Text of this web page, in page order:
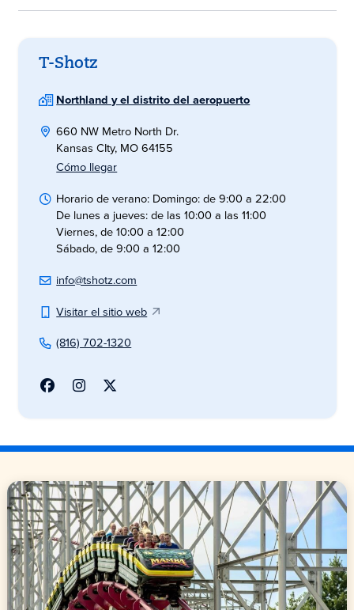
T-Shotz
Northland y el distrito del aeropuerto
660 NW Metro North Dr.
Kansas CIty, MO 64155
Cómo llegar
Horario de verano: Domingo: de 9:00 a 22:00
De lunes a jueves: de las 10:00 a las 11:00
Viernes, de 10:00 a 12:00
Sábado, de 9:00 a 12:00
info@tshotz.com
Visitar el sitio web
(816) 702-1320